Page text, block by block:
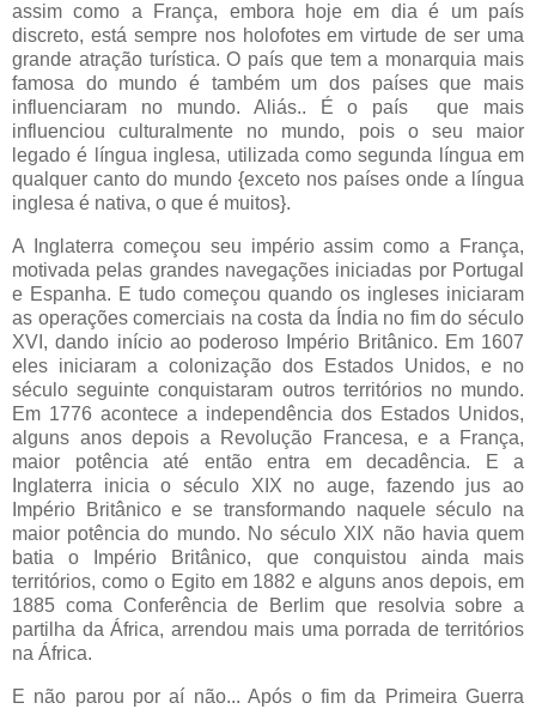
assim como a França, embora hoje em dia é um país
discreto, está sempre nos holofotes em virtude de ser uma
grande atração turística. O país que tem a monarquia mais
famosa do mundo é também um dos países que mais
influenciaram no mundo. Aliás.. É o país que mais
influenciou culturalmente no mundo, pois o seu maior
legado é língua inglesa, utilizada como segunda língua em
qualquer canto do mundo {exceto nos países onde a língua
inglesa é nativa, o que é muitos}.
A Inglaterra começou seu império assim como a França,
motivada pelas grandes navegações iniciadas por Portugal
e Espanha. E tudo começou quando os ingleses iniciaram
as operações comerciais na costa da Índia no fim do século
XVI, dando início ao poderoso Império Britânico. Em 1607
eles iniciaram a colonização dos Estados Unidos, e no
século seguinte conquistaram outros territórios no mundo.
Em 1776 acontece a independência dos Estados Unidos,
alguns anos depois a Revolução Francesa, e a França,
maior potência até então entra em decadência. E a
Inglaterra inicia o século XIX no auge, fazendo jus ao
Império Britânico e se transformando naquele século na
maior potência do mundo. No século XIX não havia quem
batia o Império Britânico, que conquistou ainda mais
territórios, como o Egito em 1882 e alguns anos depois, em
1885 coma Conferência de Berlim que resolvia sobre a
partilha da África, arrendou mais uma porrada de territórios
na África.
E não parou por aí não... Após o fim da Primeira Guerra